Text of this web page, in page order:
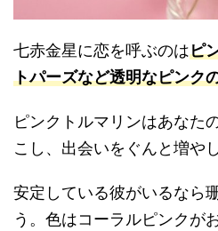
七赤金星に恋を呼ぶのはピ
トパーズなど透明なピンク
ピンクトルマリンはあなた
こし、出会いをぐんと増や
安定している彼がいるなら
う。色はコーラルピンクが